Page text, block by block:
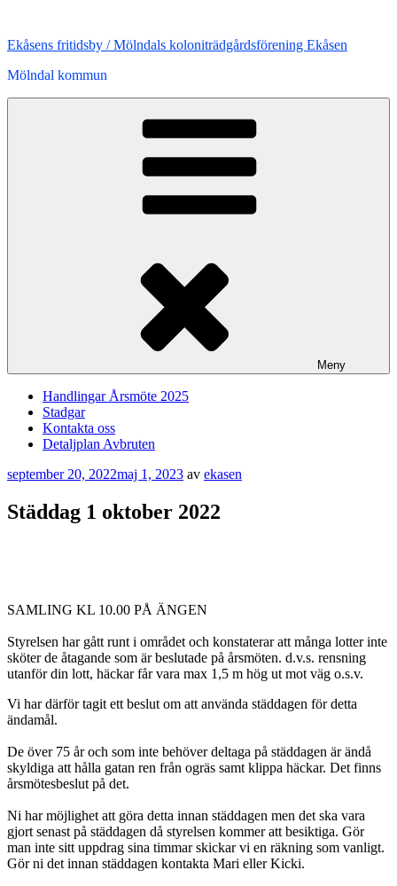
innehåll
Ekåsens fritidsby / Mölndals koloniträdgårdsförening Ekåsen
Mölndal kommun
Meny
Handlingar Årsmöte 2025
Stadgar
Kontakta oss
Detaljplan Avbruten
Publicerat
september 20, 2022maj 1, 2023 av ekasen
Städdag 1 oktober 2022
SAMLING KL 10.00 PÅ ÄNGEN
Styrelsen har gått runt i området och konstaterar att många lotter inte
sköter de åtagande som är beslutade på årsmöten. d.v.s. rensning
utanför din lott, häckar får vara max 1,5 m hög ut mot väg o.s.v.
Vi har därför tagit ett beslut om att använda städdagen för detta
ändamål.
De över 75 år och som inte behöver deltaga på städdagen är ändå
skyldiga att hålla gatan ren från ogräs samt klippa häckar. Det finns
årsmötesbeslut på det.
Ni har möjlighet att göra detta innan städdagen men det ska vara
gjort senast på städdagen då styrelsen kommer att besiktiga. Gör
man inte sitt uppdrag sina timmar skickar vi en räkning som vanligt.
Gör ni det innan städdagen kontakta Mari eller Kicki.